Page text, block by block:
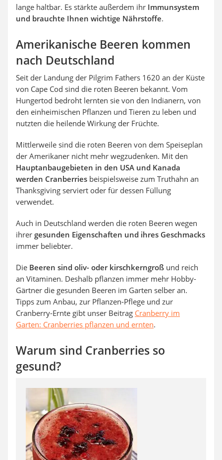
lange haltbar. Es stärkte außerdem ihr Immunsystem
und brauchte Ihnen wichtige Nährstoffe.
Amerikanische Beeren kommen
nach Deutschland
Seit der Landung der Pilgrim Fathers 1620 an der Küste
von Cape Cod sind die roten Beeren bekannt. Vom
Hungertod bedroht lernten sie von den Indianern, von
den einheimischen Pflanzen und Tieren zu leben und
nutzten die heilende Wirkung der Früchte.
Mittlerweile sind die roten Beeren von dem Speiseplan
der Amerikaner nicht mehr wegzudenken. Mit den
Hauptanbaugebieten in den USA und Kanada
werden Cranberries beispielsweise zum Truthahn an
Thanksgiving serviert oder für dessen Füllung
verwendet.
Auch in Deutschland werden die roten Beeren wegen
ihrer gesunden Eigenschaften und ihres Geschmacks
immer beliebter.
Die Beeren sind oliv- oder kirschkerngroß und reich
an Vitaminen. Deshalb pflanzen immer mehr Hobby-
Gärtner die gesunden Beeren im Garten selber an.
Tipps zum Anbau, zur Pflanzen-Pflege und zur
Cranberry-Ernte gibt unser Beitrag Cranberry im
Garten: Cranberries pflanzen und ernten.
Warum sind Cranberries so
gesund?